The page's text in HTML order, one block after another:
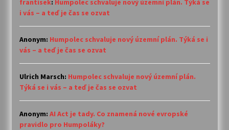
frantisek: Humpolec schvaluje nový územní plán. Týká se
i vás – a teď je čas se ozvat
Anonym: Humpolec schvaluje nový územní plán. Týká se i
vás – a teď je čas se ozvat
Ulrich Marsch: Humpolec schvaluje nový územní plán.
Týká se i vás – a teď je čas se ozvat
Anonym: AI Act je tady. Co znamená nové evropské
pravidlo pro Humpoláky?